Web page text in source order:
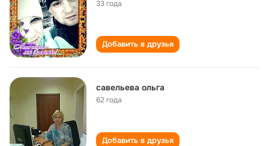
33 года
Добавить в друзья
савельева ольга
62 года
Добавить в друзья